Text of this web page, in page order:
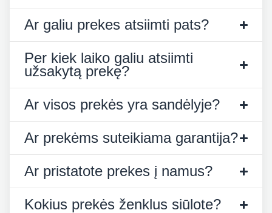
Ar galiu prekes atsiimti pats?
Per kiek laiko galiu atsiimti
užsakytą prekę?
Ar visos prekės yra sandėlyje?
Ar prekėms suteikiama garantija?
Ar pristatote prekes į namus?
Kokius prekės ženklus siūlote?